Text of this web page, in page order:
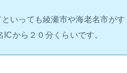
いっても綾瀬市や海老名市がす
から２０分くらいです。